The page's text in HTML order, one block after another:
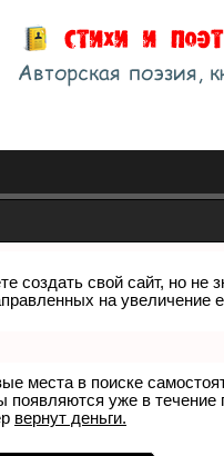
создать свой сайт, но не
на увеличение
места в поиске
появляются уже в
вернут деньги.